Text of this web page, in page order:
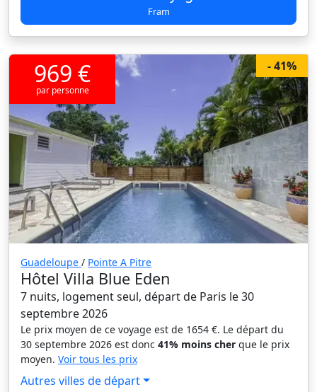
Fram
- 41%
969 €
par personne
Guadeloupe / Pointe A Pitre
Hôtel Villa Blue Eden
7 nuits, logement seul, départ de Paris le 30
septembre 2026
Le prix moyen de ce voyage est de 1654 €. Le départ du
30 septembre 2026 est donc 41% moins cher que le prix
moyen. Voir tous les prix
Autres villes de départ